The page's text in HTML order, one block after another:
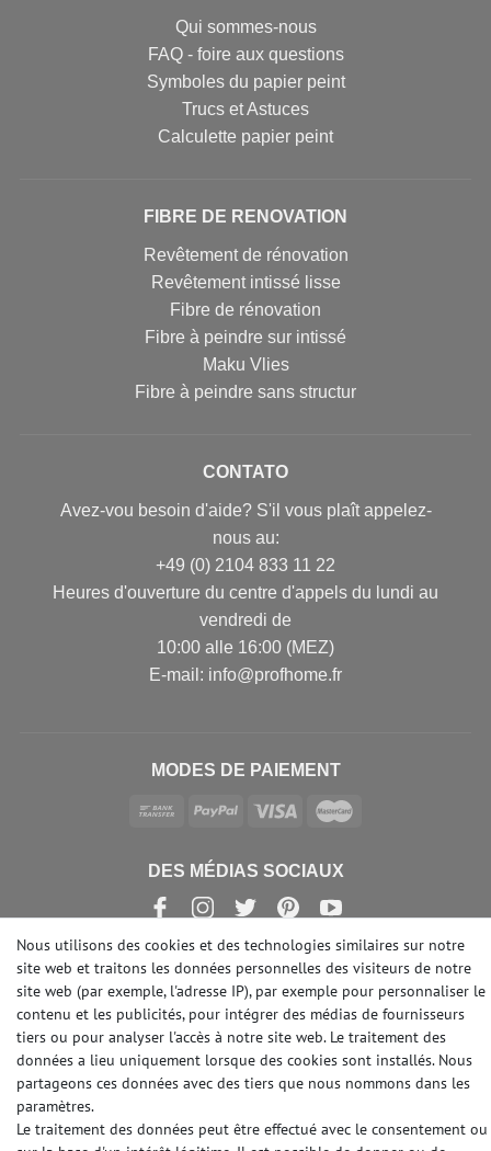
Qui sommes-nous
FAQ - foire aux questions
Symboles du papier peint
Trucs et Astuces
Calculette papier peint
FIBRE DE RENOVATION
Revêtement de rénovation
Revêtement intissé lisse
Fibre de rénovation
Fibre à peindre sur intissé
Maku Vlies
Fibre à peindre sans structur
CONTATO
Avez-vou besoin d'aide? S'il vous plaît appelez-
nous au:
+49 (0) 2104 833 11 22
Heures d'ouverture du centre d'appels du lundi au
vendredi de
10:00 alle 16:00 (MEZ)
E-mail: info@profhome.fr
MODES DE PAIEMENT
DES MÉDIAS SOCIAUX
© Copyright 2026 | e-Delux GmbH
Nous utilisons des cookies et des technologies similaires sur notre
site web et traitons les données personnelles des visiteurs de notre
site web (par exemple, l'adresse IP), par exemple pour personnaliser le
contenu et les publicités, pour intégrer des médias de fournisseurs
tiers ou pour analyser l'accès à notre site web. Le traitement des
données a lieu uniquement lorsque des cookies sont installés. Nous
partageons ces données avec des tiers que nous nommons dans les
paramètres.
Le traitement des données peut être effectué avec le consentement ou